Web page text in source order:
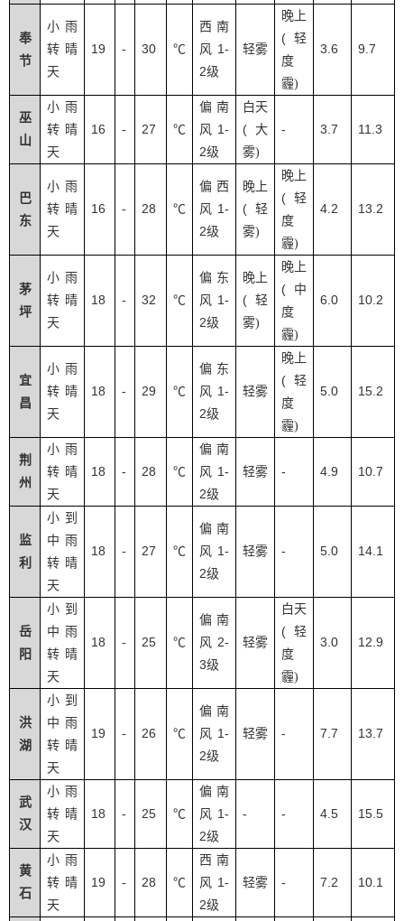
奉
节
小雨
转晴
天
19 - 30 ℃
西南
风 1-
2级
轻雾
晚上
( 轻
度
霾)
3.6 9.7
巫
山
小雨
转晴
天
16 - 27 ℃
偏南
风 1-
2级
白天
( 大
雾)
- 3.7 11.3
巴
东
小雨
转晴
天
16 - 28 ℃
偏西
风 1-
2级
晚上
( 轻
雾)
晚上
( 轻
度
霾)
4.2 13.2
茅
坪
小雨
转晴
天
18 - 32 ℃
偏东
风 1-
2级
晚上
( 轻
雾)
晚上
( 中
度
霾)
6.0 10.2
宜
昌
小雨
转晴
天
18 - 29 ℃
偏东
风 1-
2级
轻雾
晚上
( 轻
度
霾)
5.0 15.2
荆
州
小雨
转晴
天
18 - 28 ℃
偏南
风 1-
2级
轻雾 - 4.9 10.7
监
利
小到
中雨
转晴
天
18 - 27 ℃
偏南
风 1-
2级
轻雾 - 5.0 14.1
岳
阳
小到
中雨
转晴
天
18 - 25 ℃
偏南
风 2-
3级
轻雾
白天
( 轻
度
霾)
3.0 12.9
洪
湖
小到
中雨
转晴
天
19 - 26 ℃
偏南
风 1-
2级
轻雾 - 7.7 13.7
武
汉
小雨
转晴
天
18 - 25 ℃
偏南
风 1-
2级
- - 4.5 15.5
黄
石
小雨
转晴
天
19 - 28 ℃
西南
风 1-
2级
轻雾 - 7.2 10.1